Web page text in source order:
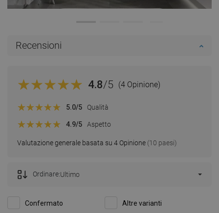
Recensioni
4.8/5 (4 Opinione)
Valutazione generale basata su 4 Opinione (10 paesi)
5.0/5 Qualità
4.9/5 Aspetto
Confermato Altre varianti
Ordinare:Ultimo